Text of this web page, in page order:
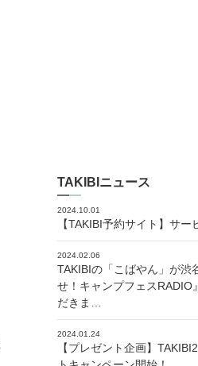
TAKIBIニュース
2024.10.01
【TAKIBI予約サイト】サ
2024.02.06
TAKIBIの「こばやん」が渋
せ！キャンプフェスRADIO
だきま…
2024.01.24
【プレゼント企画】